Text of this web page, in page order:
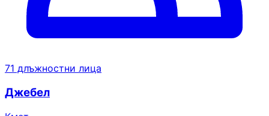
71 длъжностни лица
Джебел